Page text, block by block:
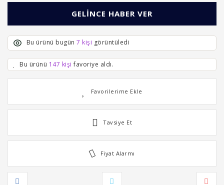
GELİNCE HABER VER
Bu ürünü bugün 7 kişi görüntüledi
Bu ürünü 147 kişi favoriye aldı.
Tavsiye Et
Fiyat Alarmı